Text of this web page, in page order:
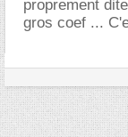
proprement
gros coef ...